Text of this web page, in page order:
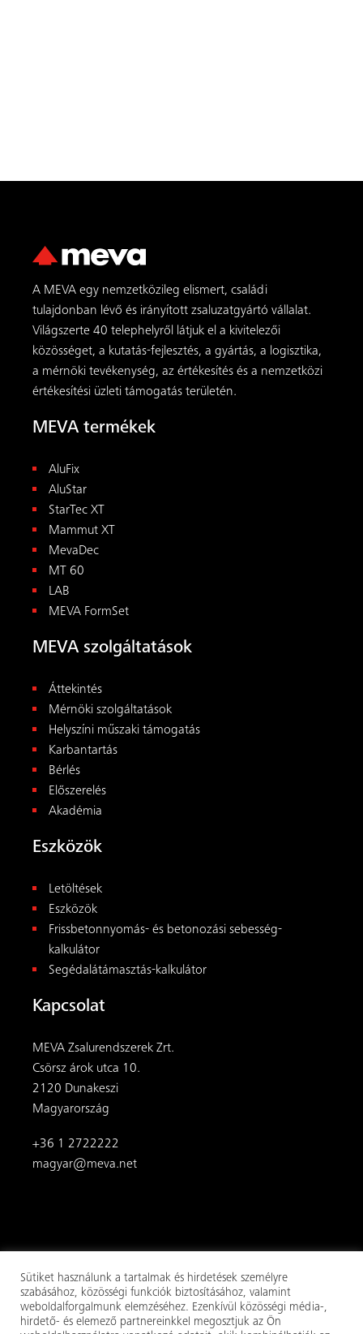
A MEVA egy nemzetközileg elismert, családi
tulajdonban lévő és irányított zsaluzatgyártó vállalat.
Világszerte 40 telephelyről látjuk el a kivitelezői
közösséget, a kutatás-fejlesztés, a gyártás, a logisztika,
a mérnöki tevékenység, az értékesítés és a nemzetközi
értékesítési üzleti támogatás területén.
MEVA termékek
AluFix
AluStar
StarTec XT
Mammut XT
MevaDec
MT 60
LAB
MEVA FormSet
MEVA szolgáltatások
Áttekintés
Mérnöki szolgáltatások
Helyszíni műszaki támogatás
Karbantartás
Bérlés
Előszerelés
Akadémia
Eszközök
Letöltések
Eszközök
Frissbetonnyomás- és betonozási sebesség-
kalkulátor
Segédalátámasztás-kalkulátor
Kapcsolat
MEVA Zsalurendszerek Zrt.
Csörsz árok utca 10.
2120 Dunakeszi
Magyarország
+36 1 2722222
magyar@meva.net
© 2026MEVA. Minden jog fenntartva.
Sütiket használunk a tartalmak és hirdetések személyre
szabásához, közösségi funkciók biztosításához, valamint
weboldalforgalmunk elemzéséhez. Ezenkívül közösségi média-,
hirdető- és elemező partnereinkkel megosztjuk az Ön